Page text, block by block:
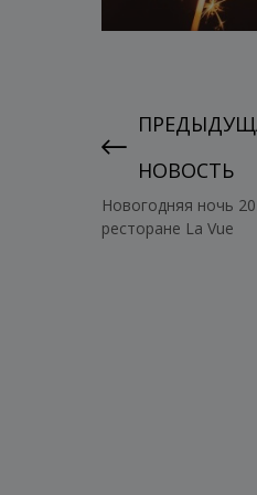
НОВОСТЬ
Новогодняя ночь
ресторане La Vue